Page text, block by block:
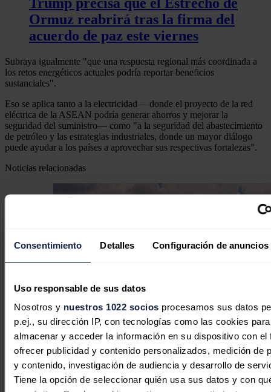
Consentimiento Detalles Configuración de anuncios
Uso responsable de sus datos
Nosotros y nuestros 1022 socios procesamos sus datos
p.ej., su dirección IP, con tecnologías como las cookies para
almacenar y acceder la información en su dispositivo con el
ofrecer publicidad y contenido personalizados, medición de
y contenido, investigación de audiencia y desarrollo de
Tiene la opción de seleccionar quién usa sus datos y con
Ormuz reabrirá tras la firma del
acuerdo de paz este viernes
Subraya igualmente "que una respuesta regional más coordinada a
los retos energéticos actuales podría reportar beneficios
sustanciales".
Eso se aplica tanto a la electricidad —donde el proyecto de la red
eléctrica de la ASEAN podría generar ahorros y mejorar la
seguridad del suministro— como "a la seguridad del abastecimiento
de petróleo y las estrategias industriales, donde un mayor diálogo
puede ayudar a los países a aprovechar sus respectivas fortalezas".
Noticias relacionadas
El Sudeste Asiático solo incorporará